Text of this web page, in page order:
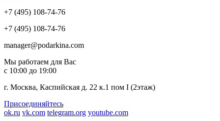
+7 (495) 108-74-76
+7 (495) 108-74-76
manager@podarkina.com
Мы работаем для Вас
с 10:00 до 19:00
г. Москва, Каспийская д. 22 к.1 пом I (2этаж)
Присоединяйтесь
ok.ru vk.com telegram.org youtube.com